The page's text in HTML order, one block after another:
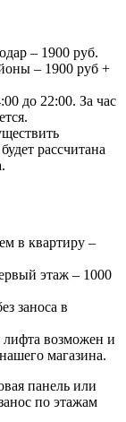
– 1900 руб.
– 1900 руб +
до 22:00. За час
рассчитана
в квартиру –
этаж – 1000
заноса в
возможен и
магазина.
панель или
по этажам